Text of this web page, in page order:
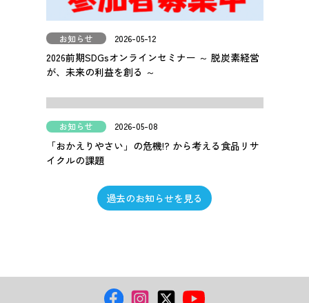
2026前期SDGsオンラインセミナー ～ 脱炭素経営
が、未来の利益を創る ～
お知らせ 2026-05-12
「おかえりやさい」の危機!? から考える食品リサ
イクルの課題
お知らせ 2026-05-08
過去のお知らせを見る